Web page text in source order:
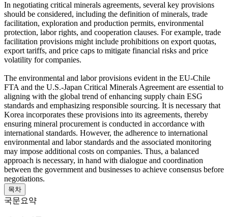
In negotiating critical minerals agreements, several key provisions
should be considered, including the definition of minerals, trade
facilitation, exploration and production permits, environmental
protection, labor rights, and cooperation clauses. For example, trade
facilitation provisions might include prohibitions on export quotas,
export tariffs, and price caps to mitigate financial risks and price
volatility for companies.
The environmental and labor provisions evident in the EU-Chile
FTA and the U.S.-Japan Critical Minerals Agreement are essential to
aligning with the global trend of enhancing supply chain ESG
standards and emphasizing responsible sourcing. It is necessary that
Korea incorporates these provisions into its agreements, thereby
ensuring mineral procurement is conducted in accordance with
international standards. However, the adherence to international
environmental and labor standards and the associated monitoring
may impose additional costs on companies. Thus, a balanced
approach is necessary, in hand with dialogue and coordination
between the government and businesses to achieve consensus before
negotiations.
목차
국문요약